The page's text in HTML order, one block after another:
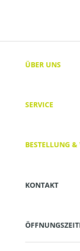
ÜBER UNS
SERVICE
BESTELLUNG &
KONTAKT